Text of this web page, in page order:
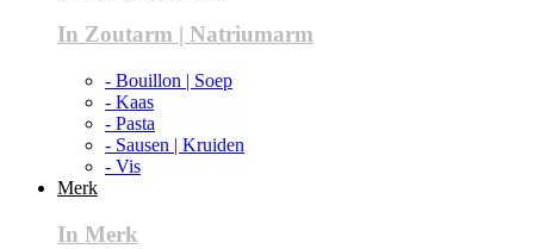
In Zoutarm | Natriumarm
- Bouillon | Soep
- Kaas
- Pasta
- Sausen | Kruiden
- Vis
Merk
In Merk